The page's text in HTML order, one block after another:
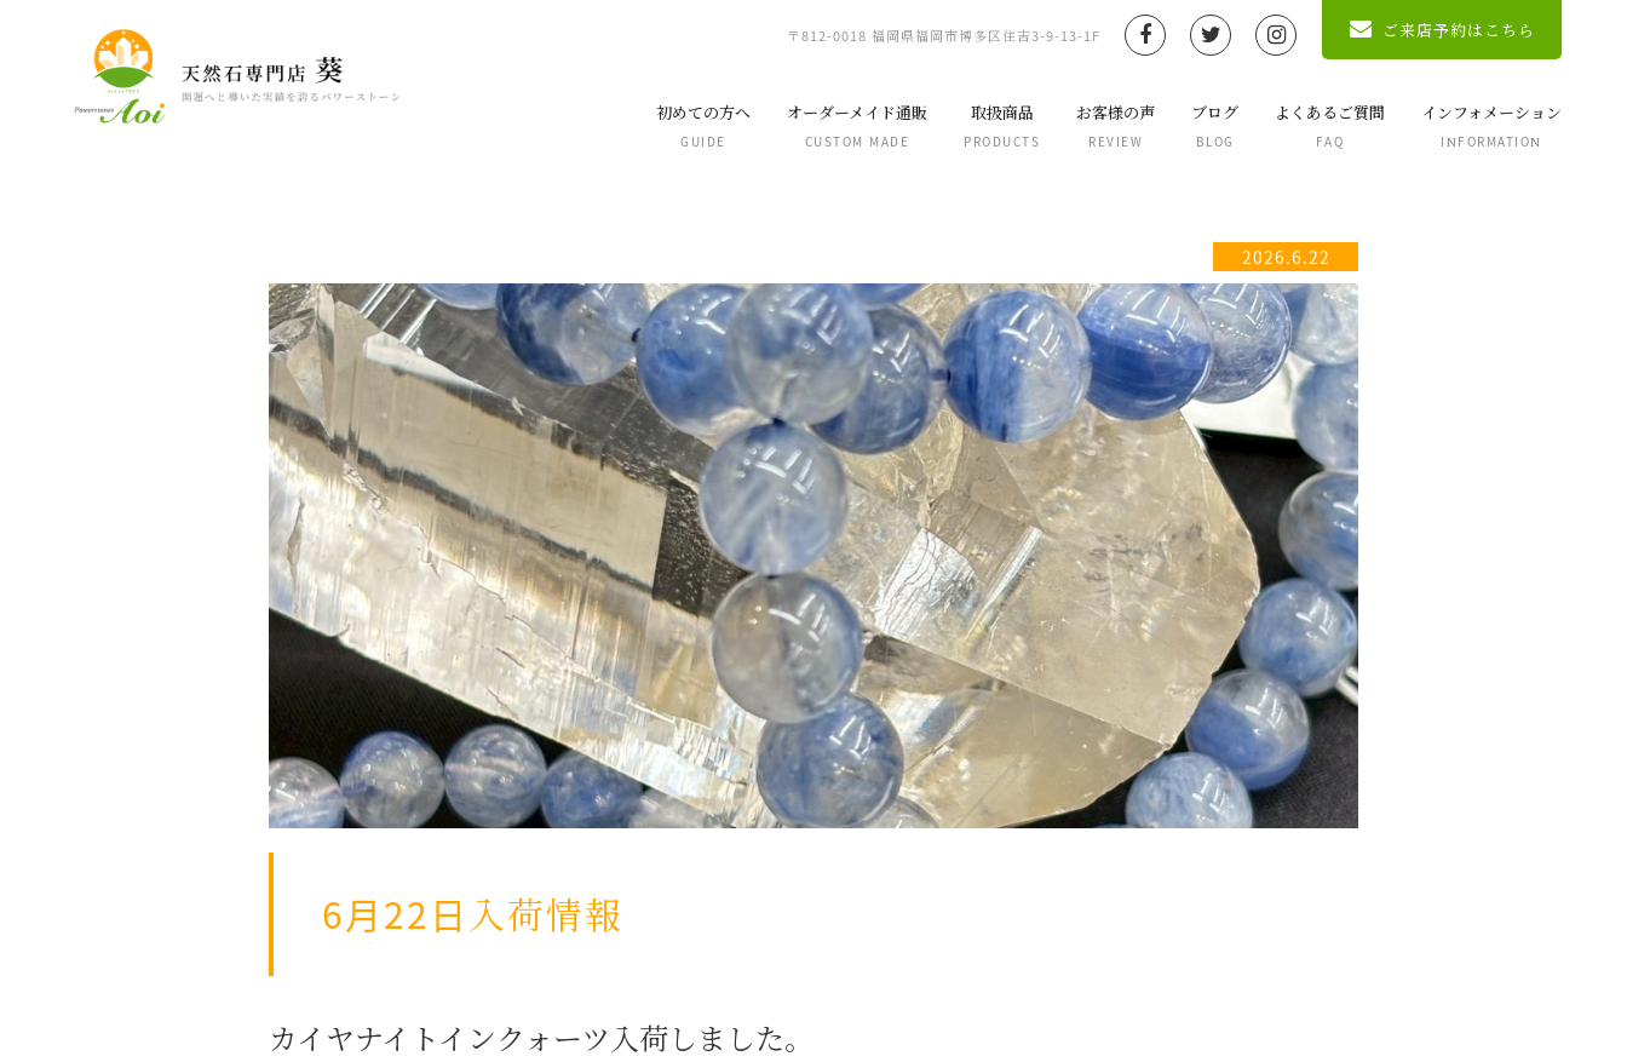
〒812-0018 福岡県福岡市博多区住吉3-9-13-1F ご来店予約はこちら
初めての方へ
GUIDE
オーダーメイド通販
CUSTOM MADE
取扱商品
PRODUCTS
お客様の声
REVIEW
ブログ
BLOG
よくあるご質問
FAQ
インフォメーション
INFORMATION
2026.6.22
6月22日入荷情報
カイヤナイトインクォーツ入荷しました。